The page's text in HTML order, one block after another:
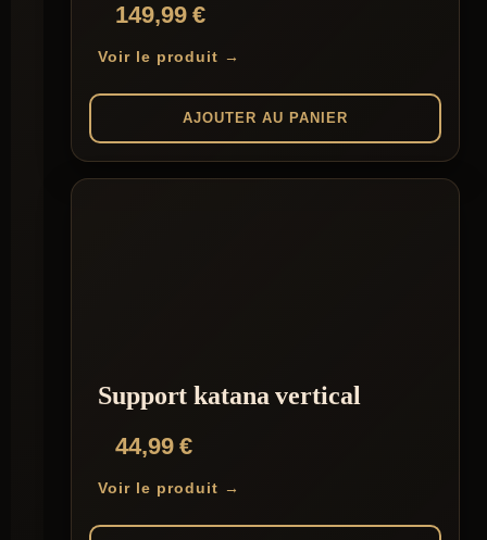
149,99€
Voir le produit →
AJOUTER AU PANIER
Support katana vertical
44,99€
Voir le produit →